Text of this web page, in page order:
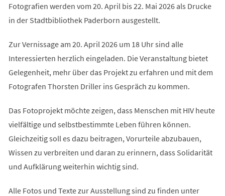
Fotografien werden vom 20. April bis 22. Mai 2026 als Drucke
in der Stadtbibliothek Paderborn ausgestellt.
Zur Vernissage am 20. April 2026 um 18 Uhr sind alle
Interessierten herzlich eingeladen. Die Veranstaltung bietet
Gelegenheit, mehr über das Projekt zu erfahren und mit dem
Fotografen Thorsten Driller ins Gespräch zu kommen.
Das Fotoprojekt möchte zeigen, dass Menschen mit HIV heute
vielfältige und selbstbestimmte Leben führen können.
Gleichzeitig soll es dazu beitragen, Vorurteile abzubauen,
Wissen zu verbreiten und daran zu erinnern, dass Solidarität
und Aufklärung weiterhin wichtig sind.
Alle Fotos und Texte zur Ausstellung sind zu finden unter